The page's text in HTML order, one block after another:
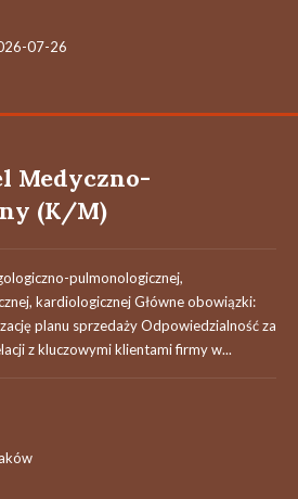
07-26
Medyczno-
(K/M)
pulmonologicznej,
kardiologicznej Główne obowiązki:
planu sprzedaży Odpowiedzialność za
z kluczowymi klientami firmy w...